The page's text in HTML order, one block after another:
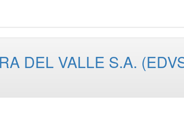
DEL VALLE S.A.